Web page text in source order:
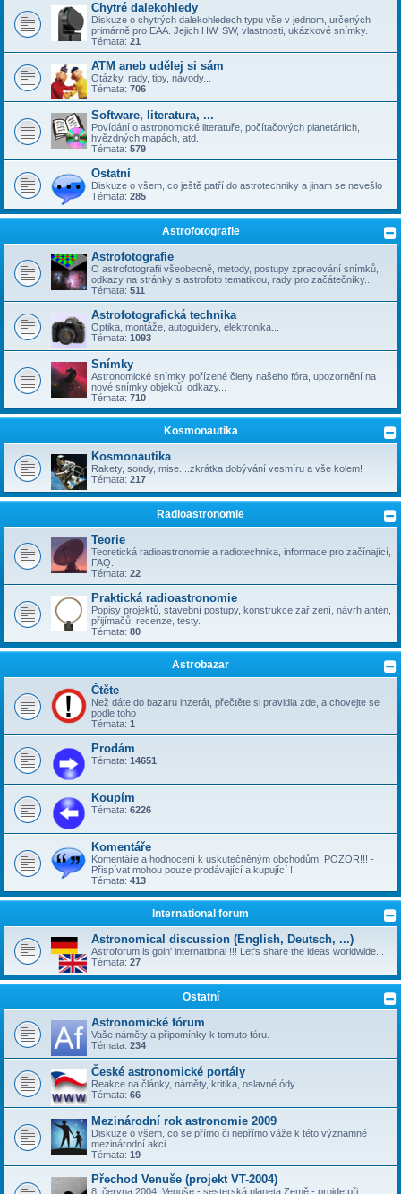
Chytré dalekohledy
Diskuze o chytrých dalekohledech typu vše v jednom, určených
primárně pro EAA. Jejich HW, SW, vlastnosti, ukázkové snímky.
Témata: 21
ATM aneb udělej si sám
Otázky, rady, tipy, návody...
Témata: 706
Software, literatura, ...
Povídání o astronomické literatuře, počítačových planetáriích,
hvězdných mapách, atd.
Témata: 579
Ostatní
Diskuze o všem, co ještě patří do astrotechniky a jinam se nevešlo
Témata: 285
Astrofotografie
Astrofotografie
O astrofotografii všeobecně, metody, postupy zpracování snímků,
odkazy na stránky s astrofoto tematikou, rady pro začátečníky...
Témata: 511
Astrofotografická technika
Optika, montáže, autoguidery, elektronika...
Témata: 1093
Snímky
Astronomické snímky pořízené členy našeho fóra, upozornění na
nové snímky objektů, odkazy...
Témata: 710
Kosmonautika
Kosmonautika
Rakety, sondy, mise....zkrátka dobývání vesmíru a vše kolem!
Témata: 217
Radioastronomie
Teorie
Teoretická radioastronomie a radiotechnika, informace pro začínající,
FAQ.
Témata: 22
Praktická radioastronomie
Popisy projektů, stavební postupy, konstrukce zařízení, návrh antén,
přijímačů, recenze, testy.
Témata: 80
Astrobazar
Čtěte
Než dáte do bazaru inzerát, přečtěte si pravidla zde, a chovejte se
podle toho
Témata: 1
Prodám
Témata: 14651
Koupím
Témata: 6226
Komentáře
Komentáře a hodnocení k uskutečněným obchodům. POZOR!!! -
Přispívat mohou pouze prodávající a kupující !!
Témata: 413
International forum
Astronomical discussion (English, Deutsch, ...)
Astroforum is goin' international !!! Let's share the ideas worldwide...
Témata: 27
Ostatní
Astronomické fórum
Vaše náměty a připomínky k tomuto fóru.
Témata: 234
České astronomické portály
Reakce na články, náměty, kritika, oslavné ódy
Témata: 66
Mezinárodní rok astronomie 2009
Diskuze o všem, co se přímo či nepřímo váže k této významné
mezinárodní akci.
Témata: 19
Přechod Venuše (projekt VT-2004)
8. června 2004, Venuše - sesterská planeta Země - projde při